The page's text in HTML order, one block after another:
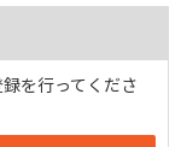
を行ってくださ